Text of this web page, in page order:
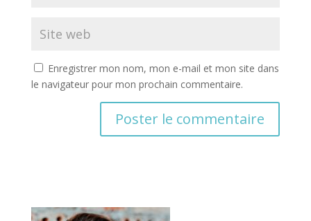
Enregistrer mon nom, mon e-mail et mon site dans
le navigateur pour mon prochain commentaire.